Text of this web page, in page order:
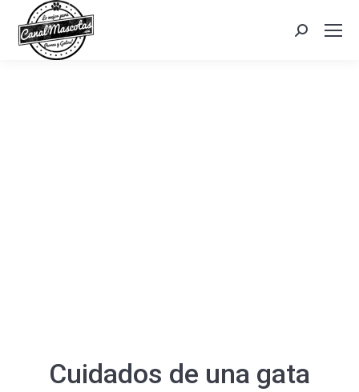
Search:
Cuidados de una gata